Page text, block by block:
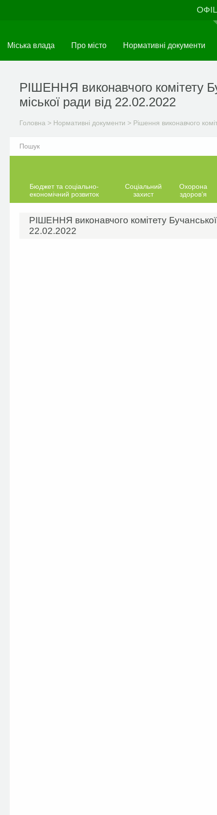
Міська влада Про місто Нормативні документи
РІШЕННЯ виконавчого комітету
міської ради від 22.02.2022
Головна > Нормативні документи > Рішення виконавчого
Бюджет та соціально-
економічний розвиток
Соціальний
захист
Охорона
здоров’я
РІШЕННЯ виконавчого комітету Бучанської
22.02.2022